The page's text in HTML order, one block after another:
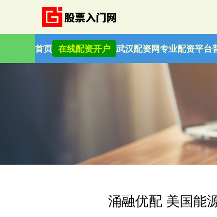
首页 在线配资开户 武汉配资网专业配资平台
涌融优配 美国能